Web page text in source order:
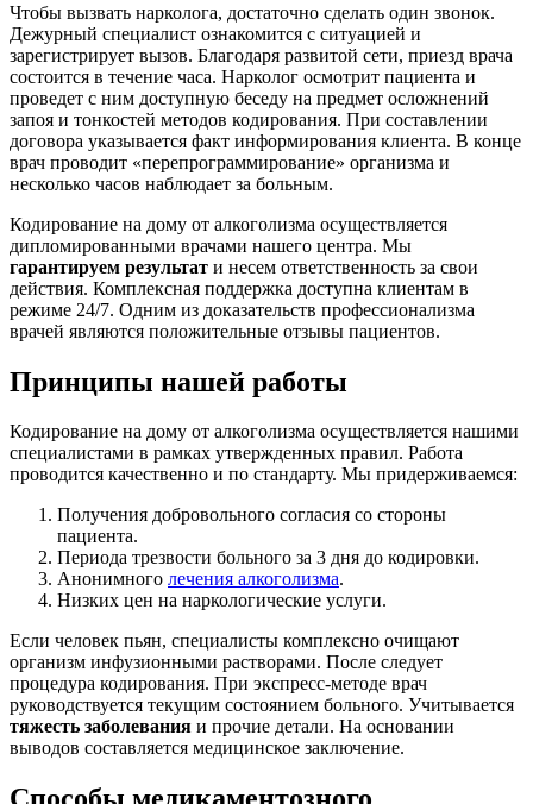
Чтобы вызвать нарколога, достаточно сделать один звонок.
Дежурный специалист ознакомится с ситуацией и
зарегистрирует вызов. Благодаря развитой сети, приезд врача
состоится в течение часа. Нарколог осмотрит пациента и
проведет с ним доступную беседу на предмет осложнений
запоя и тонкостей методов кодирования. При составлении
договора указывается факт информирования клиента. В конце
врач проводит «перепрограммирование» организма и
несколько часов наблюдает за больным.
Кодирование на дому от алкоголизма осуществляется
дипломированными врачами нашего центра. Мы
гарантируем результат и несем ответственность за свои
действия. Комплексная поддержка доступна клиентам в
режиме 24/7. Одним из доказательств профессионализма
врачей являются положительные отзывы пациентов.
Принципы нашей работы
Кодирование на дому от алкоголизма осуществляется нашими
специалистами в рамках утвержденных правил. Работа
проводится качественно и по стандарту. Мы придерживаемся:
Получения добровольного согласия со стороны
пациента.
Периода трезвости больного за 3 дня до кодировки.
Анонимного лечения алкоголизма.
Низких цен на наркологические услуги.
Если человек пьян, специалисты комплексно очищают
организм инфузионными растворами. После следует
процедура кодирования. При экспресс-методе врач
руководствуется текущим состоянием больного. Учитывается
тяжесть заболевания и прочие детали. На основании
выводов составляется медицинское заключение.